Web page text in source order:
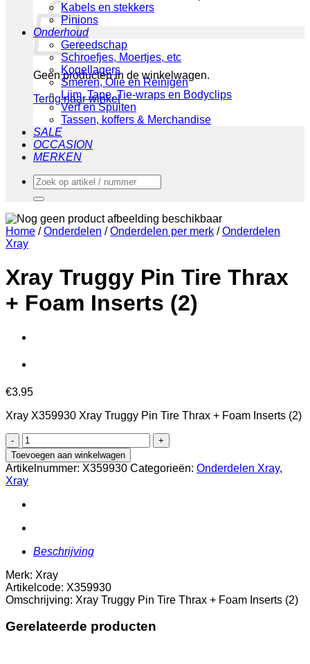
Geen producten in de winkelwagen.
Terug naar winkel
Kabels en stekkers
Pinions
Onderhoud
Gereedschap
Schroefjes, Moertjes, etc
Kogellagers
Smeren, Olie en Reinigen
Lijm, Tape, Tie-wraps en Bodyclips
Verf en Spuiten
Tassen, koffers & Merchandise
SALE
OCCASION
MERKEN
Zoeken
naar:
Home / Onderdelen / Onderdelen per merk / Onderdelen
Xray
Xray Truggy Pin Tire Thrax
+ Foam Inserts (2)
€3.95
Xray X359930 Xray Truggy Pin Tire Thrax + Foam Inserts (2)
Xray
Truggy
Pin
Tire
Thrax
+
Inserts
aantal
Toevoegen aan winkelwagen
Artikelnummer: X359930 Categorieën: Onderdelen Xray,
Xray
Beschrijving
Merk: Xray
Artikelcode: X359930
Omschrijving: Xray Truggy Pin Tire Thrax + Foam Inserts (2)
Gerelateerde producten